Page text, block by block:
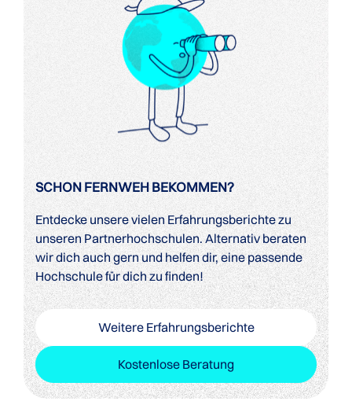
SCHON FERNWEH BEKOMMEN?
Entdecke unsere vielen Erfahrungsberichte zu
unseren Partnerhochschulen. Alternativ beraten
wir dich auch gern und helfen dir, eine passende
Hochschule für dich zu finden!
Weitere Erfahrungsberichte
Kostenlose Beratung